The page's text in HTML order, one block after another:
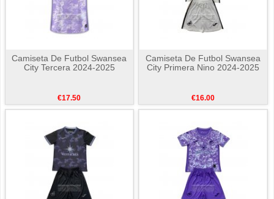
Camiseta De Futbol Swansea
City Tercera 2024-2025
€17.50
Camiseta De Futbol Swansea
City Primera Nino 2024-2025
€16.00